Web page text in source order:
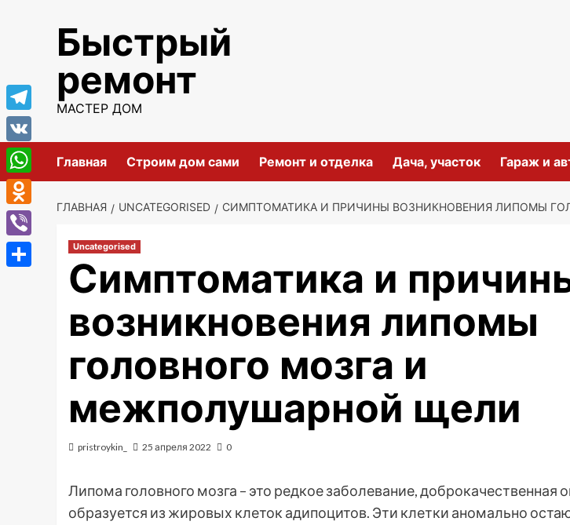
содержимомуБыстрый
ремонт
МАСТЕР ДОМ
Главная Строим дом сами Ремонт и отделка Дача, участок Гараж и
ГЛАВНАЯ UNCATEGORISED СИМПТОМАТИКА И ПРИЧИНЫ ВОЗНИКНОВЕНИЯ ЛИПОМЫ
Uncategorised
Симптоматика и
возникновения липомы
головного мозга и
межполушарной щели
pristroykin_ 25 апреля 2022 0
Липома головного мозга – это редкое заболевание, доброкачественная
образуется из жировых клеток адипоцитов. Эти клетки аномально
Telegram
VK
WhatsApp
Odnoklassniki
Viber
Отправить